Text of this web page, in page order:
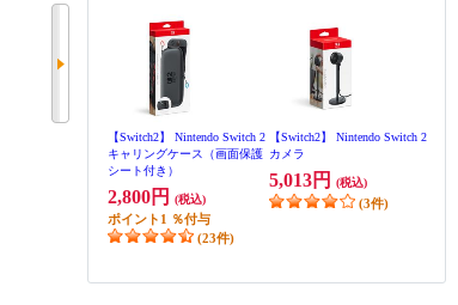
【Switch2】 Nintendo Switch 2
キャリングケース（画面保護
シート付き）
2,800円 (税込)
ポイント 1 ％付与
(23件)
【Switch2】 Nintendo Switch 2
カメラ
5,013円 (税込)
(3件)
オパーティ ジャンボリー Nintendo
Switch 2 Edition ＋ ジャンボリーT
V
7,468円(税込)
【B】 【Switch2】 ドンキーコン
グ バナンザ
(8件)